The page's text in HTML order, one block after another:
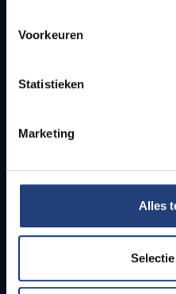
Voorkeuren
Statistieken
Marketing
Alles
Bereikbaarheid
Studenten
PhD-studenten
Leerkrachten en